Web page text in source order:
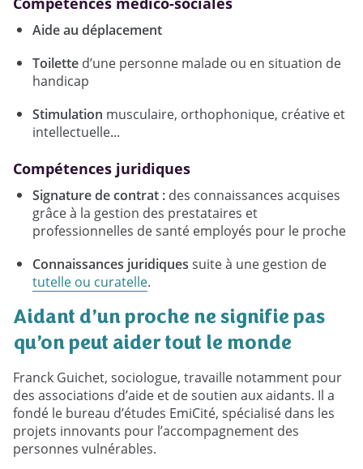
Aide au déplacement
Toilette d’une personne malade ou en situation de
handicap
Stimulation musculaire, orthophonique, créative et
intellectuelle...
Compétences juridiques
Signature de contrat : des connaissances acquises
grâce à la gestion des prestataires et
professionnelles de santé employés pour le proche
Connaissances juridiques suite à une gestion de
tutelle ou curatelle.
Aidant d’un proche ne signifie pas
qu’on peut aider tout le monde
Franck Guichet, sociologue, travaille notamment pour
des associations d’aide et de soutien aux aidants. Il a
fondé le bureau d’études EmiCité, spécialisé dans les
projets innovants pour l’accompagnement des
personnes vulnérables.